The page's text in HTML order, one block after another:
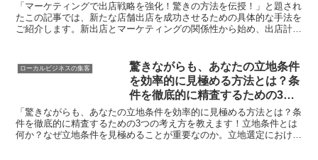
「マーケティングで出店戦略を強化！驚きの方法を伝授！」と題され
たこの記事では、新たな店舗出店を成功させるための具体的な手法を
ご紹介します。新出店とマーケティングの関係性から始め、出店計画
ローカルビジネスの集客
驚きながらも、あなたの立地条件
を効率的に見極める方法とは？条
件を徹底的に精査するための3つ
の考え方を教えます！
「驚きながらも、あなたの立地条件を効率的に見極める方法とは？条
件を徹底的に精査するための3つの考え方を教えます！立地条件とは
何か？なぜ立地条件を見極めることが重要なのか。立地選定における